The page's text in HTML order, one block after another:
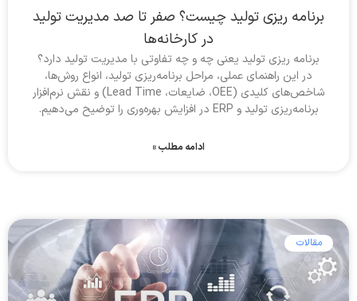
برنامه ریزی تولید چیست؟ صفر تا صد مدیریت تولید
در کارخانه‌ها
برنامه ریزی تولید یعنی چه و چه تفاوتی با مدیریت تولید دارد؟
در این راهنمای عملی، مراحل برنامه‌ریزی تولید، انواع روش‌ها،
شاخص‌های کلیدی (OEE، ضایعات، Lead Time) و نقش نرم‌افزار
برنامه‌ریزی تولید و ERP در افزایش بهره‌وری را توضیح می‌دهیم.
ادامه مطلب »
مقالات